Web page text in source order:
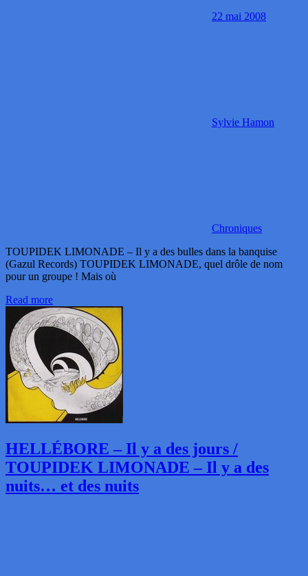
22 mai 2008
Sylvie Hamon
Chroniques
TOUPIDEK LIMONADE – Il y a des bulles dans la banquise
(Gazul Records) TOUPIDEK LIMONADE, quel drôle de nom
pour un groupe ! Mais où
Read more
HELLÉBORE – Il y a des jours /
TOUPIDEK LIMONADE – Il y a des
nuits… et des nuits